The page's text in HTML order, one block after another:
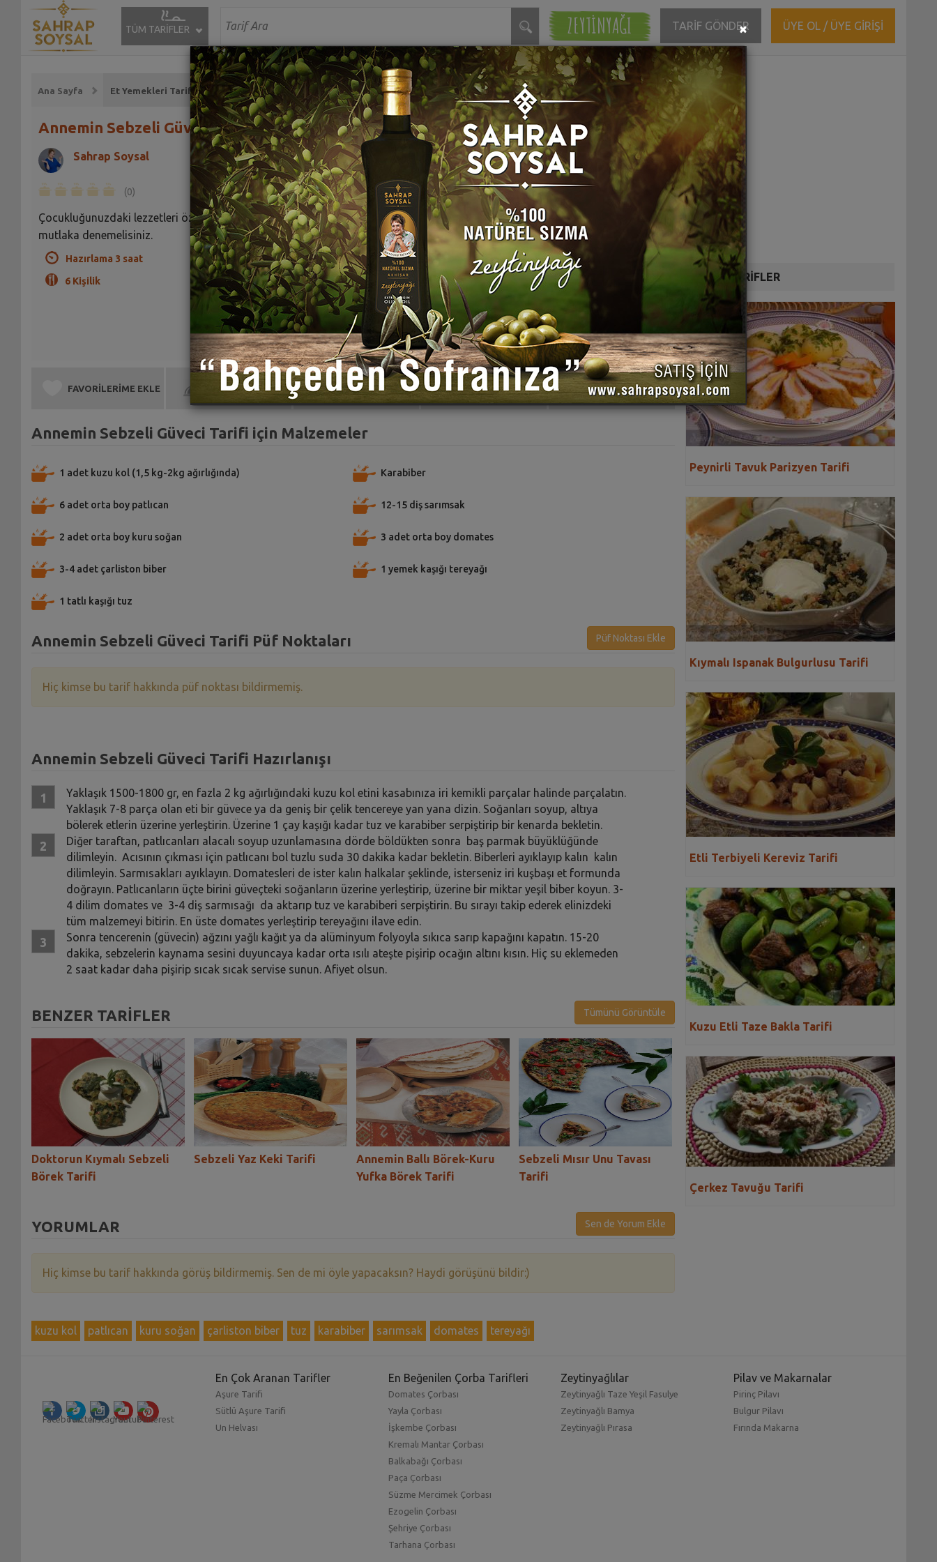
TÜM TARİFLER ZEYTİNYAĞI TARİF GÖNDER ÜYE OL / ÜYE GİRİŞİ
Ana Sayfa Et Yemekleri Tarifleri
Annemin Sebzeli Güveci Tarifi
Sahrap Soysal
(0)
Çocukluğunuzdaki lezzetleri özleyenlerdeniz bu tarifi
mutlaka denemelisiniz.
Hazırlama 3 saat
6 Kişilik
FAVORİLERİME EKLE BEN DE YAPTIM TARİFE PUAN VER TARİFİ PAYLAŞ TARİFİ YAZDIR
Annemin Sebzeli Güveci Tarifi için Malzemeler
1 adet kuzu kol (1,5 kg-2kg ağırlığında)
6 adet orta boy patlıcan
2 adet orta boy kuru soğan
3-4 adet çarliston biber
1 tatlı kaşığı tuz
Karabiber
12-15 diş sarımsak
3 adet orta boy domates
1 yemek kaşığı tereyağı
Annemin Sebzeli Güveci Tarifi Püf Noktaları Püf Noktası Ekle
Hiç kimse bu tarif hakkında püf noktası bildirmemiş.
Annemin Sebzeli Güveci Tarifi Hazırlanışı
Yaklaşık 1500-1800 gr, en fazla 2 kg ağırlığındaki kuzu kol etini kasabınıza iri kemikli parçalar halinde parçalatın.
Yaklaşık 7-8 parça olan eti bir güvece ya da geniş bir çelik tencereye yan yana dizin. Soğanları soyup, altıya
bölerek etlerin üzerine yerleştirin. Üzerine 1 çay kaşığı kadar tuz ve karabiber serpiştirip bir kenarda bekletin.
Diğer taraftan, patlıcanları alacalı soyup uzunlamasına dörde böldükten sonra baş parmak büyüklüğünde
dilimleyin. Acısının çıkması için patlıcanı bol tuzlu suda 30 dakika kadar bekletin. Biberleri ayıklayıp kalın kalın
dilimleyin. Sarmısakları ayıklayın. Domatesleri de ister kalın halkalar şeklinde, isterseniz iri kuşbaşı et formunda
doğrayın. Patlıcanların üçte birini güveçteki soğanların üzerine yerleştirip, üzerine bir miktar yeşil biber koyun. 3-
4 dilim domates ve 3-4 diş sarmısağı da aktarıp tuz ve karabiberi serpiştirin. Bu sırayı takip ederek elinizdeki
tüm malzemeyi bitirin. En üste domates yerleştirip tereyağını ilave edin.
Sonra tencerenin (güvecin) ağzını yağlı kağıt ya da alüminyum folyoyla sıkıca sarıp kapağını kapatın. 15-20
dakika, sebzelerin kaynama sesini duyuncaya kadar orta ısılı ateşte pişirip ocağın altını kısın. Hiç su eklemeden
2 saat kadar daha pişirip sıcak sıcak servise sunun. Afiyet olsun.
BENZER TARİFLER Tümünü Görüntüle
Doktorun Kıymalı Sebzeli
Börek Tarifi
Sebzeli Yaz Keki Tarifi
Annemin Ballı Börek-Kuru
Yufka Börek Tarifi
Sebzeli Mısır Unu Tavası
Tarifi
Fırında Sebzeli Mücver
Annemin Usulü
YORUMLAR Sen de Yorum Ekle
Hiç kimse bu tarif hakkında görüş bildirmemiş. Sen de mi öyle yapacaksın? Haydi görüşünü bildir:)
kuzu kol patlıcan kuru soğan çarliston biber tuz karabiber sarımsak domates tereyağı
DİĞER TARİFLER
Peynirli Tavuk Parizyen Tarifi
Kıymalı Ispanak Bulgurlusu Tarifi
Etli Terbiyeli Kereviz Tarifi
Kuzu Etli Taze Bakla Tarifi
Çerkez Tavuğu Tarifi
En Çok Aranan Tarifler
Aşure Tarifi
Sütlü Aşure Tarifi
Un Helvası
En Beğenilen Çorba Tarifleri
Domates Çorbası
Yayla Çorbası
İşkembe Çorbası
Kremalı Mantar Çorbası
Balkabağı Çorbası
Paça Çorbası
Süzme Mercimek Çorbası
Ezogelin Çorbası
Şehriye Çorbası
Tarhana Çorbası
Zeytinyağlılar
Zeytinyağlı Taze Yeşil Fasulye
Zeytinyağlı Bamya
Zeytinyağlı Pırasa
Pilav ve Makarnalar
Pirinç Pilavı
Bulgur Pilavı
Fırında Makarna
×Close